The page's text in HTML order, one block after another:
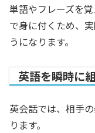
単語やフレーズを
で身に付くため、
うになります。
英語を瞬時に
英会話では、相手
ります。